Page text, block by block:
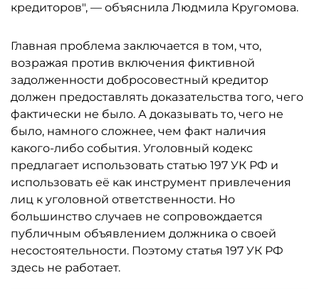
кредиторов", — объяснила Людмила Кругомова.
Главная проблема заключается в том, что,
возражая против включения фиктивной
задолженности добросовестный кредитор
должен предоставлять доказательства того, чего
фактически не было. А доказывать то, чего не
было, намного сложнее, чем факт наличия
какого-либо события. Уголовный кодекс
предлагает использовать статью 197 УК РФ и
использовать её как инструмент привлечения
лиц к уголовной ответственности. Но
большинство случаев не сопровождается
публичным объявлением должника о своей
несостоятельности. Поэтому статья 197 УК РФ
здесь не работает.